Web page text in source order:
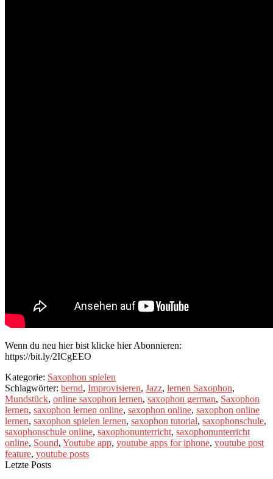
Wenn du neu hier bist klicke hier Abonnieren:
https://bit.ly/2ICgEEO
Kategorie: Saxophon spielen
Schlagwörter: bernd, Improvisieren, Jazz, lernen Saxophon,
Mundstück, online saxophon lernen, saxophon german, Saxophon
lernen, saxophon lernen online, saxophon online, saxophon online
lernen, saxophon spielen lernen, saxophon tutorial, saxophonschule,
saxophonschule online, saxophonunterricht, saxophonunterricht
online, Sound, Youtube app, youtube apps for iphone, youtube post
feature, youtube posts
Letzte Posts